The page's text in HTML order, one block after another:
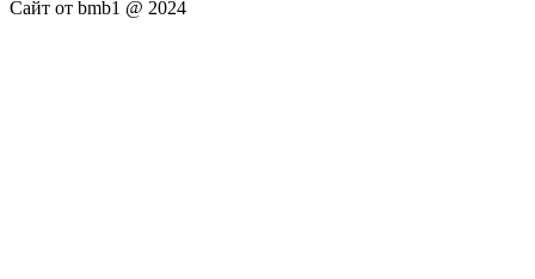
Сайт от bmb1 @ 2024